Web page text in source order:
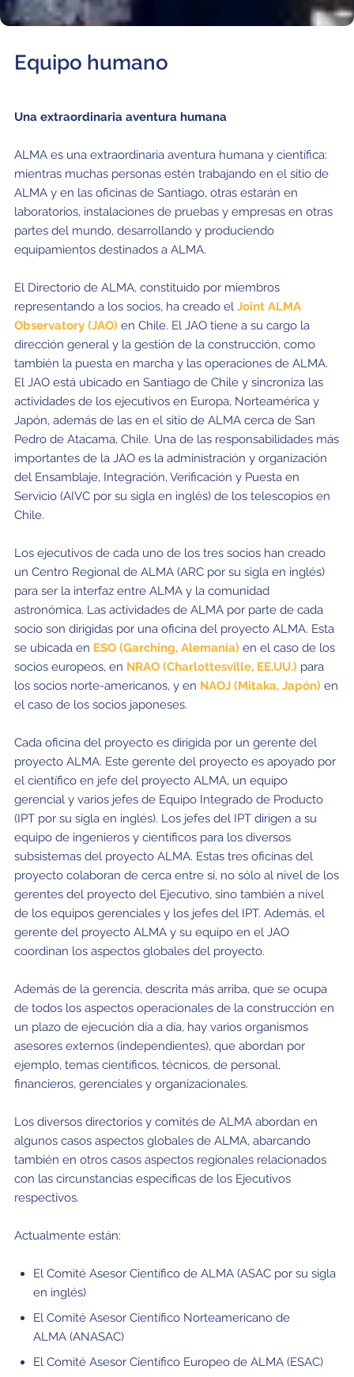
Programa
Información para expositores
Grabaciones
Eventos
Personas
Expositores
Asistentes
Información de viaje / logística
Transporte
Dónde comer
Noticias
Declaración de privacidad
Equipo humano
Una extraordinaria aventura humana
ALMA es una extraordinaria aventura humana y científica:
mientras muchas personas estén trabajando en el sitio de
ALMA y en las oficinas de Santiago, otras estarán en
laboratorios, instalaciones de pruebas y empresas en otras
partes del mundo, desarrollando y produciendo
equipamientos destinados a ALMA.
El Directorio de ALMA, constituido por miembros
representando a los socios, ha creado el Joint ALMA
Observatory (JAO) en Chile. El JAO tiene a su cargo la
dirección general y la gestión de la construcción, como
también la puesta en marcha y las operaciones de ALMA.
El JAO está ubicado en Santiago de Chile y sincroniza las
actividades de los ejecutivos en Europa, Norteamérica y
Japón, además de las en el sitio de ALMA cerca de San
Pedro de Atacama, Chile. Una de las responsabilidades más
importantes de la JAO es la administración y organización
del Ensamblaje, Integración, Verificación y Puesta en
Servicio (AIVC por su sigla en inglés) de los telescopios en
Chile.
Los ejecutivos de cada uno de los tres socios han creado
un Centro Regional de ALMA (ARC por su sigla en inglés)
para ser la interfaz entre ALMA y la comunidad
astronómica. Las actividades de ALMA por parte de cada
socio son dirigidas por una oficina del proyecto ALMA. Esta
se ubicada en ESO (Garching, Alemania) en el caso de los
socios europeos, en NRAO (Charlottesville, EE.UU.) para
los socios norte-americanos, y en NAOJ (Mitaka, Japón) en
el caso de los socios japoneses.
Cada oficina del proyecto es dirigida por un gerente del
proyecto ALMA. Este gerente del proyecto es apoyado por
el científico en jefe del proyecto ALMA, un equipo
gerencial y varios jefes de Equipo Integrado de Producto
(IPT por su sigla en inglés). Los jefes del IPT dirigen a su
equipo de ingenieros y científicos para los diversos
subsistemas del proyecto ALMA. Estas tres oficinas del
proyecto colaboran de cerca entre sí, no sólo al nivel de los
gerentes del proyecto del Ejecutivo, sino también a nivel
de los equipos gerenciales y los jefes del IPT. Además, el
gerente del proyecto ALMA y su equipo en el JAO
coordinan los aspectos globales del proyecto.
Además de la gerencia, descrita más arriba, que se ocupa
de todos los aspectos operacionales de la construcción en
un plazo de ejecución día a día, hay varios organismos
asesores externos (independientes), que abordan por
ejemplo, temas científicos, técnicos, de personal,
financieros, gerenciales y organizacionales.
Los diversos directorios y comités de ALMA abordan en
algunos casos aspectos globales de ALMA, abarcando
también en otros casos aspectos regionales relacionados
con las circunstancias específicas de los Ejecutivos
respectivos.
Actualmente están:
El Comité Asesor Científico de ALMA (ASAC por su sigla
en inglés)
El Comité Asesor Científico Norteamericano de
ALMA (ANASAC)
El Comité Asesor Científico Europeo de ALMA (ESAC)